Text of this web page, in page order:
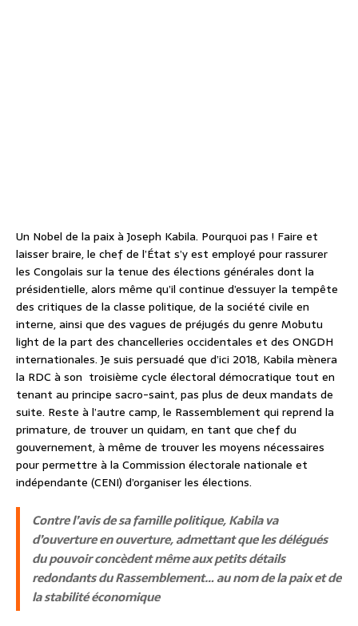
Un Nobel de la paix à Joseph Kabila. Pourquoi pas ! Faire et
laisser braire, le chef de l’État s’y est employé pour rassurer
les Congolais sur la tenue des élections générales dont la
présidentielle, alors même qu’il continue d’essuyer la tempête
des critiques de la classe politique, de la société civile en
interne, ainsi que des vagues de préjugés du genre Mobutu
light de la part des chancelleries occidentales et des ONGDH
internationales. Je suis persuadé que d’ici 2018, Kabila mènera
la RDC à son troisième cycle électoral démocratique tout en
tenant au principe sacro-saint, pas plus de deux mandats de
suite. Reste à l’autre camp, le Rassemblement qui reprend la
primature, de trouver un quidam, en tant que chef du
gouvernement, à même de trouver les moyens nécessaires
pour permettre à la Commission électorale nationale et
indépendante (CENI) d’organiser les élections.
Contre l’avis de sa famille politique, Kabila va
d’ouverture en ouverture, admettant que les délégués
du pouvoir concèdent même aux petits détails
redondants du Rassemblement… au nom de la paix et de
la stabilité économique